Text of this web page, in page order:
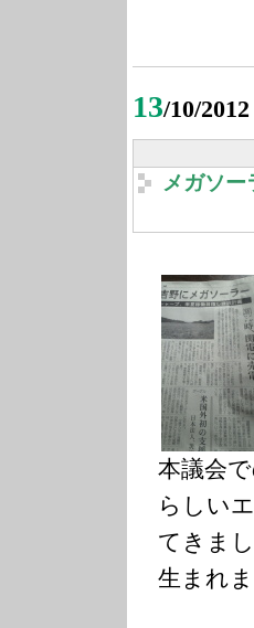
13/10/2012
メガソー
本議会
らしい
てきま
生まれま